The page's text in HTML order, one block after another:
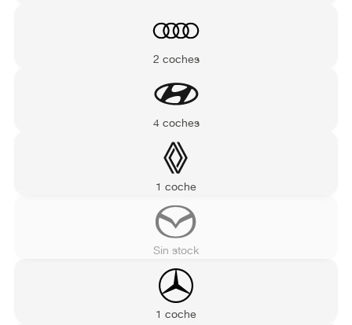
2 coches
4 coches
1 coche
Sin stock
1 coche